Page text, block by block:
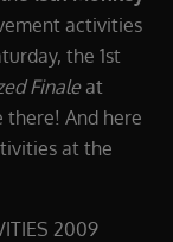
activities
the 1st
Finaleat
there! And here
at the
2009